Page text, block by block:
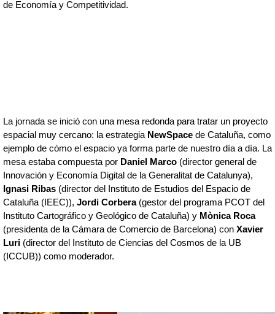
de Economía y Competitividad.
La jornada se inició con una mesa redonda para tratar un proyecto
espacial muy cercano: la estrategia NewSpace de Cataluña, como
ejemplo de cómo el espacio ya forma parte de nuestro día a día. La
mesa estaba compuesta por Daniel Marco (director general de
Ignasi Ribas (director del Instituto de Estudios del Espacio de
Cataluña (IEEC)), Jordi Corbera (gestor del programa PCOT del
Instituto Cartográfico y Geológico de Cataluña) y Mònica Roca
(presidenta de la Cámara de Comercio de Barcelona) con Xavier
Luri (director del Instituto de Ciencias del Cosmos de la UB
(ICCUB)) como moderador.